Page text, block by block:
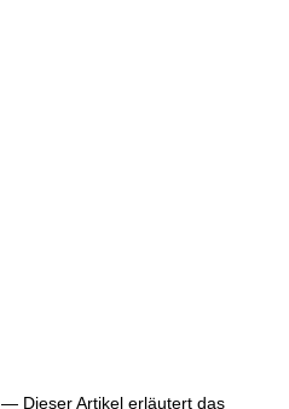
— Dieser Artikel erläutert das